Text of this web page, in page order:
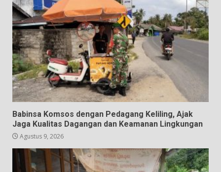
Babinsa Komsos dengan Pedagang Keliling, Ajak
Jaga Kualitas Dagangan dan Keamanan Lingkungan
Agustus 9, 2026